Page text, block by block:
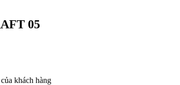
05
khách hàng